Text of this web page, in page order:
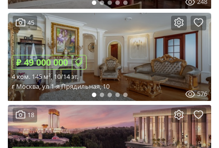
45
576
₽ 49 000 000
4 ком. 145 м², 10/14 эт.
г Москва, ул 1-я Прядильная, 10
18